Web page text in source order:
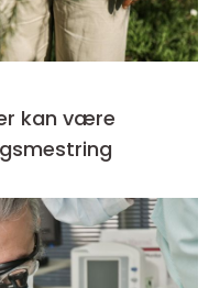
kan være